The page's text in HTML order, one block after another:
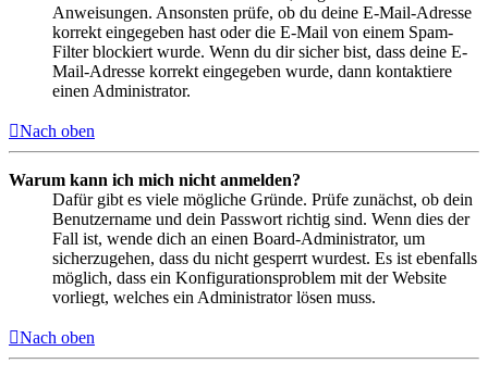
Anweisungen. Ansonsten prüfe, ob du deine E-Mail-Adresse
korrekt eingegeben hast oder die E-Mail von einem Spam-
Filter blockiert wurde. Wenn du dir sicher bist, dass deine E-
Mail-Adresse korrekt eingegeben wurde, dann kontaktiere
einen Administrator.
Nach oben
Warum kann ich mich nicht anmelden?
Dafür gibt es viele mögliche Gründe. Prüfe zunächst, ob dein
Benutzername und dein Passwort richtig sind. Wenn dies der
Fall ist, wende dich an einen Board-Administrator, um
sicherzugehen, dass du nicht gesperrt wurdest. Es ist ebenfalls
möglich, dass ein Konfigurationsproblem mit der Website
vorliegt, welches ein Administrator lösen muss.
Nach oben